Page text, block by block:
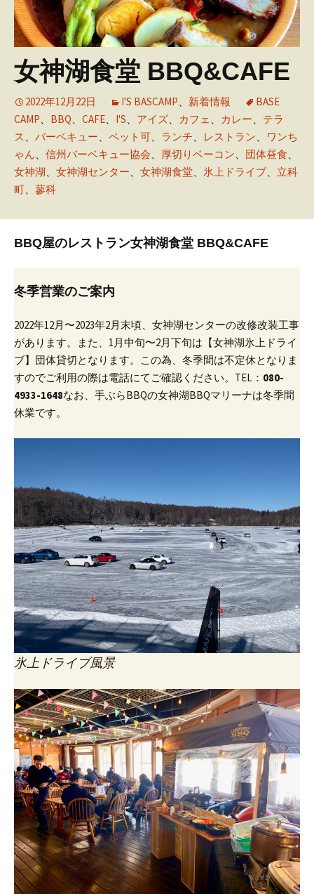
女神湖食堂 BBQ&CAFE
2022年12月22日 I'S BASCAMP 新着情報
BASE
CAMP
BBQ CAFE I'S アイズ カフェ カレー
テラ
ス
バーベキュー ペット可 ランチ レストラン
ワンち
ゃん
信州バーベキュー協会 厚切りベーコン 団体昼食
女神湖
女神湖センター 女神湖食堂 氷上ドライブ
立科
町
蓼科
BBQ屋のレストラン女神湖食堂 BBQ&CAFE
冬季営業のご案内
2022年12月〜2023年2月末頃、女神湖センターの改修改装工事
があります。
また、1月中旬〜2月下旬は【女神湖氷上ドライ
ブ】団体貸切となります。
この為、冬季間は不定休となりま
すのでご利用の際は電話にてご確認ください。 TEL： 080-
4933-1648なお、手ぶらBBQの女神湖BBQマリーナは冬季間
休業です。
氷上ドライブ風景